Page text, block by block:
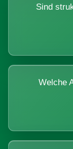
Sind
Welche